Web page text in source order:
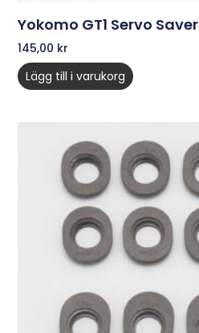
Yokomo GT1 Servo Saver
145,00 kr
Lägg till i varukorg